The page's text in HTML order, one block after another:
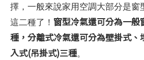
擇，一般來說家用空調大部分是窗
這二種了！ 窗型冷氣還可分為一
種，分離式冷氣還可分為壁掛式
入式(吊掛式)三種。